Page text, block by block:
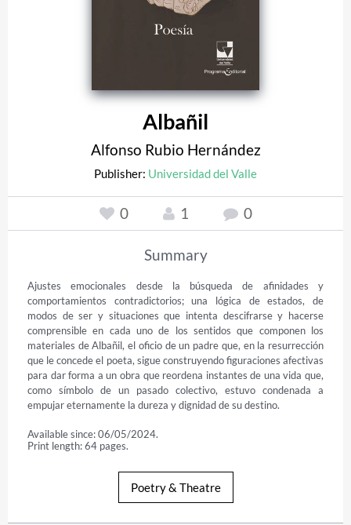
Albañil
Alfonso Rubio Hernández
Publisher: Universidad del Valle
0 1 0
Summary
Ajustes emocionales desde la búsqueda de afinidades y
comportamientos contradictorios; una lógica de estados, de
modos de ser y situaciones que intenta descifrarse y hacerse
comprensible en cada uno de los sentidos que componen los
materiales de Albañil, el oficio de un padre que, en la resurrección
que le concede el poeta, sigue construyendo figuraciones afectivas
para dar forma a un obra que reordena instantes de una vida que,
como símbolo de un pasado colectivo, estuvo condenada a
empujar eternamente la dureza y dignidad de su destino.
Available since: 06/05/2024.
Print length: 64 pages.
Poetry & Theatre